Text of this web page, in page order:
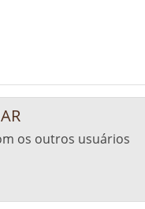
os outros usuários